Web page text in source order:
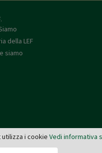
della LEF
siamo
Firenze
-editrice@lef.firenze.it
i cookie Vedi informativa